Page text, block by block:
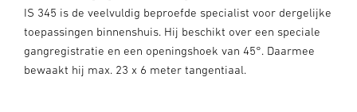
IS 345 is de veelvuldig beproefde specialist voor dergelijke
toepassingen binnenshuis. Hij beschikt over een speciale
gangregistratie en een openingshoek van 45°. Daarmee
bewaakt hij max. 23 x 6 meter tangentiaal.